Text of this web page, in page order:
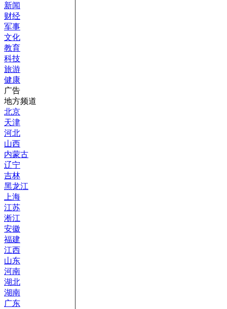
新闻
财经
军事
文化
教育
科技
旅游
健康
广告
地方频道
北京
天津
河北
山西
内蒙古
辽宁
吉林
黑龙江
上海
江苏
淅江
安徽
福建
江西
山东
河南
湖北
湖南
广东